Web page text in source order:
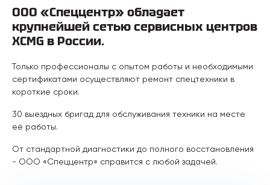
ООО «Спеццентр» обладает
крупнейшей сетью сервисных центров
XCMG в России.
Только профессионалы с опытом работы и необходимыми
сертификатами осуществляют ремонт спецтехники в
короткие сроки.
30 выездных бригад для обслуживания техники на месте
её работы.
От стандартной диагностики до полного восстановления
- ООО «Спеццентр» справится с любой задачей.